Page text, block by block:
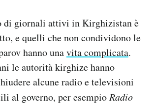
di giornali attivi in Kirghizistan è
e quelli che non condividono le
hanno unavita complicata.
le autorità kirghize hanno
alcune radio e televisioni
al governo, per esempioRadio